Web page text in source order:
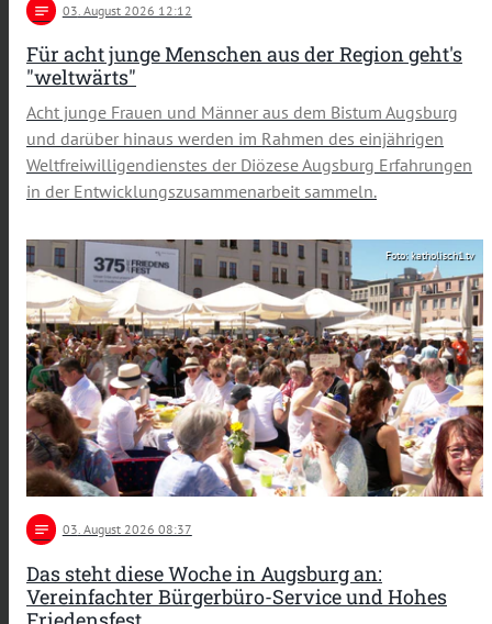
notes 03 . August 2026 12:12
Für acht junge Menschen aus der Region geht's
"weltwärts"
Acht junge Frauen und Männer aus dem Bistum Augsburg
und darüber hinaus werden im Rahmen des einjährigen
Weltfreiwilligendienstes der Diözese Augsburg Erfahrungen
in der Entwicklungszusammenarbeit sammeln.
Foto: katholisch1.tv
notes 03 . August 2026 08:37
Das steht diese Woche in Augsburg an:
Vereinfachter Bürgerbüro-Service und Hohes